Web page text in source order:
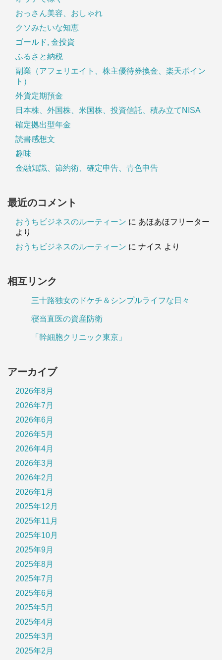
おっさん美容、おしゃれ
クソみたいな知恵
ゴールド, 金投資
ふるさと納税
副業（アフェリエイト、株主優待券換金、楽天ポイン
ト）
外貨定期預金
日本株、外国株、米国株、投資信託、積み立てNISA
確定拠出型年金
読書感想文
趣味
金融知識、節約術、確定申告、青色申告
最近のコメント
おうちビジネスのルーティーン に あほあほフリーター
より
おうちビジネスのルーティーン に ナイス より
相互リンク
三十路独女のドケチ＆シンプルライフな日々
寝当直医の資産防衛
「幹細胞クリニック東京」
アーカイブ
2026年8月
2026年7月
2026年6月
2026年5月
2026年4月
2026年3月
2026年2月
2026年1月
2025年12月
2025年11月
2025年10月
2025年9月
2025年8月
2025年7月
2025年6月
2025年5月
2025年4月
2025年3月
2025年2月